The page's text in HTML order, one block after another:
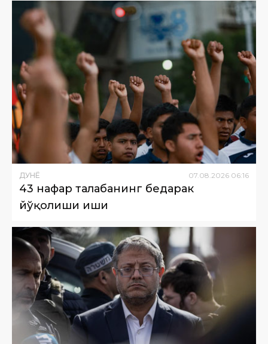
ДУНË 07 08 2026 06:16
43 нафар талабанинг бедарак
йўқолиши иши